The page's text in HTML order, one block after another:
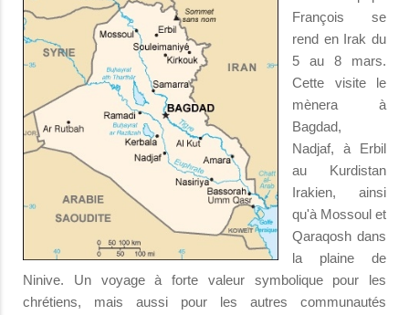
François se
rend en Irak du
5 au 8 mars.
Cette visite le
mènera à
Bagdad,
Nadjaf, à Erbil
au Kurdistan
Irakien, ainsi
qu'à Mossoul et
Qaraqosh dans
la plaine de
Ninive. Un voyage à forte valeur symbolique pour les
chrétiens, mais aussi pour les autres communautés